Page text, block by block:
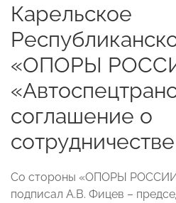
Карельское
«ОПОРЫ
соглашение о
сотрудничестве
Со стороны «ОПОРЫ
подписал А.В. Фицев –